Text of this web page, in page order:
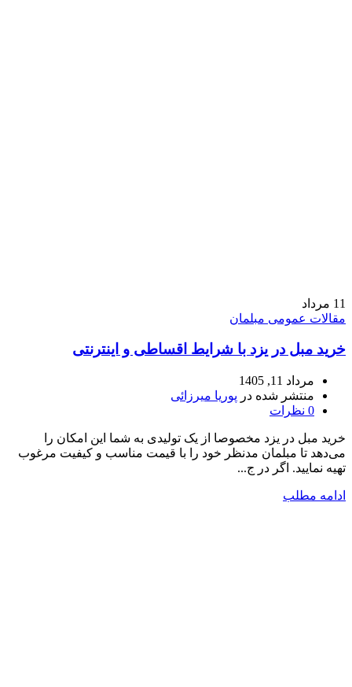
11 مرداد
مقالات عمومی مبلمان
خرید مبل در یزد با شرایط اقساطی و اینترنتی
مرداد 11, 1405
منتشر شده در پوریا میرزائی
0 نظرات
خرید مبل در یزد مخصوصا از یک تولیدی به شما این امکان را
می‌دهد تا مبلمان مدنظر خود را با قیمت مناسب و کیفیت مرغوب
تهیه نمایید. اگر در ج...
ادامه مطلب